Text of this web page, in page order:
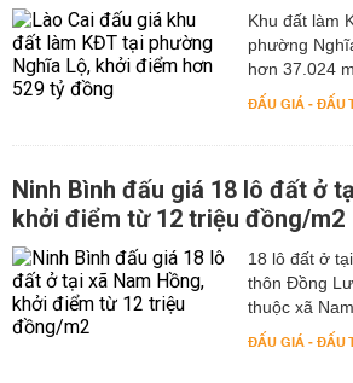
Khu đất làm
phường
hơn 37.024
ĐẤU GIÁ - ĐẤU
Ninh Bình đấu giá 18 lô đất ở
khởi điểm từ 12 triệu đồng/m2
18 lô đất ở
thôn Đồng
thuộc xã
ĐẤU GIÁ - ĐẤU